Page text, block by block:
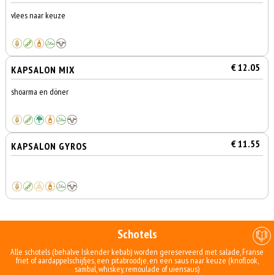
vlees naar keuze
KAPSALON MIX € 12.05
shoarma en döner
KAPSALON GYROS € 11.55
Schotels
Alle schotels (behalve Iskender kebab) worden gereserveerd met salade, Franse
friet of aardappelschijfjes, een pitabroodje, en een saus naar keuze (knoflook,
sambal, whiskey, remoulade of uiensaus)